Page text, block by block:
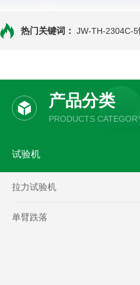
热门关键词： JW-TH-2304C-
产品分类
PRODUCTS
试验机
拉力试验机
单臂跌落